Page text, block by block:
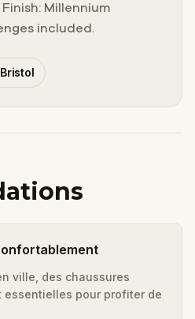
Millennium
included.
ville, des chaussures
essentielles pour profiter de